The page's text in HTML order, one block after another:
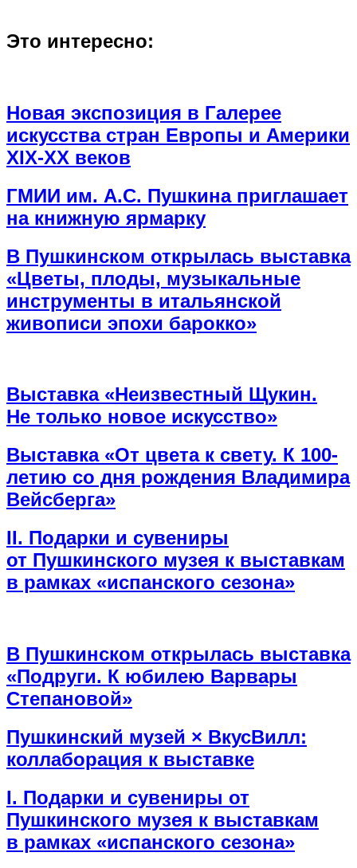
Это интересно:
Новая экспозиция в Галерее
искусства стран Европы и Америки
XIX-XX веков
ГМИИ им. А.С. Пушкина приглашает
на книжную ярмарку
В Пушкинском открылась выставка
«Цветы, плоды, музыкальные
инструменты в итальянской
живописи эпохи барокко»
Выставка «Неизвестный Щукин.
Не только новое искусство»
Выставка «От цвета к свету. К 100-
летию со дня рождения Владимира
Вейсберга»
II. Подарки и сувениры
от Пушкинского музея к выставкам
в рамках «испанского сезона»
В Пушкинском открылась выставка
«Подруги. К юбилею Варвары
Степановой»
Пушкинский музей × ВкусВилл:
коллаборация к выставке
I. Подарки и сувениры от
Пушкинского музея к выставкам
в рамках «испанского сезона»